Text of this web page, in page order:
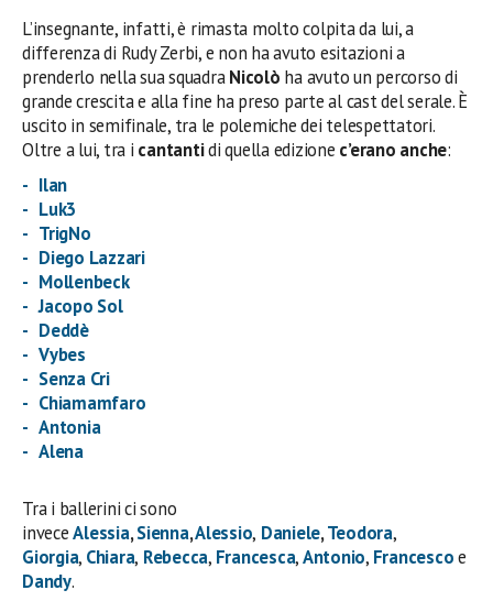
L’insegnante, infatti, è rimasta molto colpita da lui, a
differenza di Rudy Zerbi, e non ha avuto esitazioni a
prenderlo nella sua squadraNicolò ha avuto un percorso di
grande crescita e alla fine ha preso parte al cast del serale. È
uscito in semifinale, tra le polemiche dei telespettatori.
Oltre a lui, tra i cantantidi quella edizione c’erano anche:
Ilan
Luk3
TrigNo
Diego Lazzari
Mollenbeck
Jacopo Sol
Deddè
Vybes
Senza Cri
Chiamamfaro
Antonia
Alena
Tra i ballerini ci sono
inveceAlessia,Sienna,Alessio, Daniele,Teodora,
Giorgia, Chiara, Rebecca, Francesca,Antonio, Francescoe
Dandy.